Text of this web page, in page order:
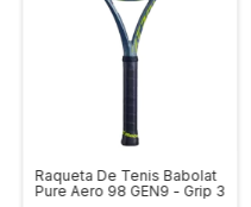
Raqueta De Tenis Babolat
Pure Aero 98 GEN9 - Grip 3